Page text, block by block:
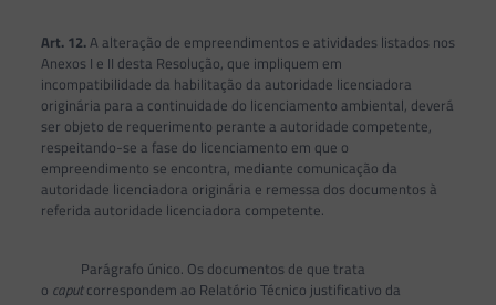
Art. 12.A alteração de empreendimentos e atividades listados nos
Anexos I e II desta Resolução, que impliquem em
incompatibilidade da habilitação da autoridade licenciadora
originária para a continuidade do licenciamento ambiental, deverá
ser objeto de requerimento perante a autoridade competente,
respeitando-se a fase do licenciamento em que o
empreendimento se encontra, mediante comunicação da
autoridade licenciadora originária e remessa dos documentos à
referida autoridade licenciadora competente.
Parágrafo único. Os documentos de que trata
o caputcorrespondem ao Relatório Técnico justificativo da